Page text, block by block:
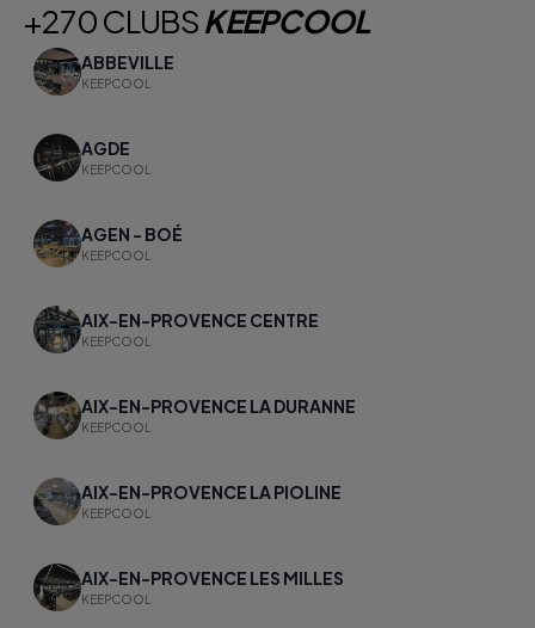
+270 CLUBSKEEPCOOL
ABBEVILLE
KEEPCOOL
AGDE
KEEPCOOL
AGEN - BOÉ
KEEPCOOL
AIX-EN-PROVENCE CENTRE
KEEPCOOL
AIX-EN-PROVENCE LA DURANNE
KEEPCOOL
AIX-EN-PROVENCE LA PIOLINE
KEEPCOOL
AIX-EN-PROVENCE LES MILLES
KEEPCOOL